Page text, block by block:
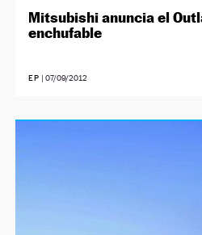
Mitsubishi anuncia el
enchufable
EP | 07/09/2012